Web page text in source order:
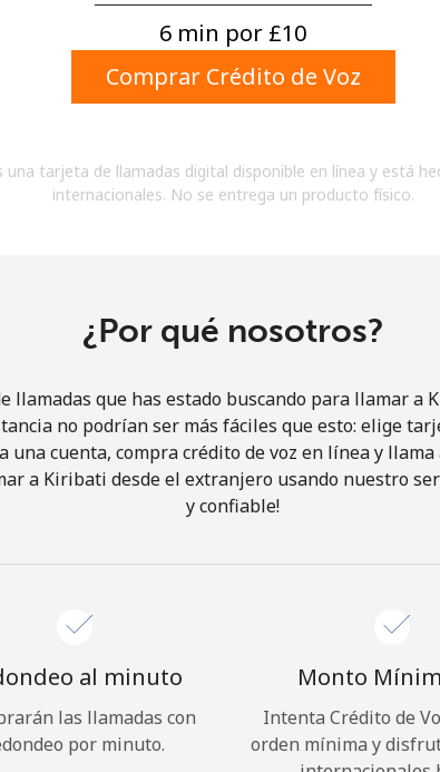
Un caracter especial
acuerdo con estos
Términos y condiciones.
Únete
¡Hola!
6 min por ⁦£10⁩
Comprar Crédito de Voz
una tarjeta de llamadas digital disponible en línea y está
internacionales. No se entrega un producto físico.
¿Por qué nosotros?
llamadas que has estado buscando para llamar
no podrían ser más fáciles que esto: elige
una cuenta, compra crédito de voz en línea y llama
a Kiribati desde el extranjero usando nuestro
y confiable!
al minuto
las llamadas con
por minuto.
Monto
Intenta Crédito de
orden mínima y